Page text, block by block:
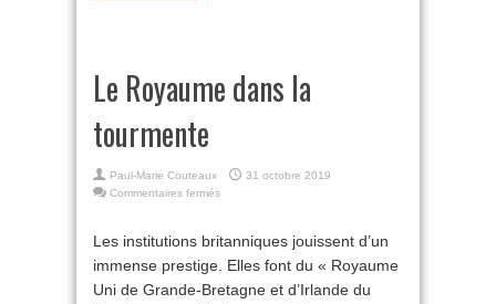
Le Royaume dans la
tourmente
Paul-Marie Couteaux
31 octobre 2019
Commentaires fermés
dans
Les institutions britanniques jouissent d’un
immense prestige. Elles font du « Royaume
Uni de Grande-Bretagne et d’Irlande du